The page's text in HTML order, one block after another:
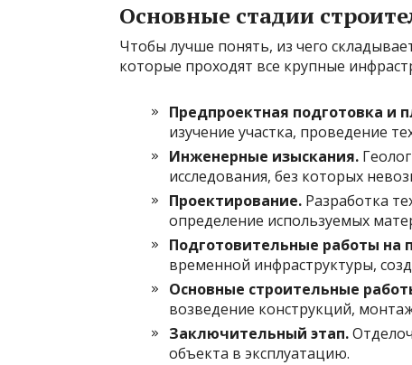
Основные стадии
Чтобы лучше понять, из чего
которые проходят все крупные
Предпроектная подготовка и
изучение участка, проведение
Инженерные изыскания.
исследования, без которых
Проектирование. Разработка
определение используемых
Подготовительные работы на
временной инфраструктуры,
Основные строительные
возведение конструкций,
Заключительный этап.
объекта в эксплуатацию.